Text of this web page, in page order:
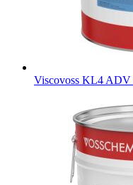
Viscovoss KL4 ADV